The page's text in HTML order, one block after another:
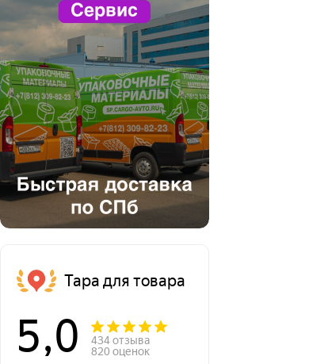
Тара для товара
5,0
434 отзыва
820 оценок